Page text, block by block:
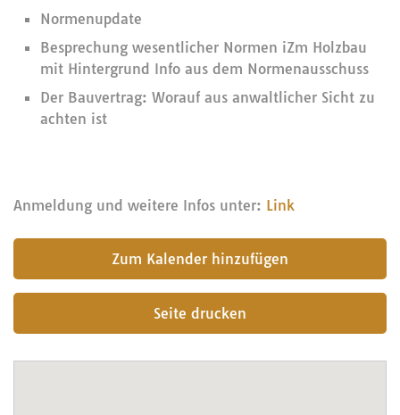
Normenupdate
Besprechung wesentlicher Normen iZm Holzbau
mit Hintergrund Info aus dem Normenausschuss
Der Bauvertrag: Worauf aus anwaltlicher Sicht zu
achten ist
Anmeldung und weitere Infos unter: Link
Seite drucken